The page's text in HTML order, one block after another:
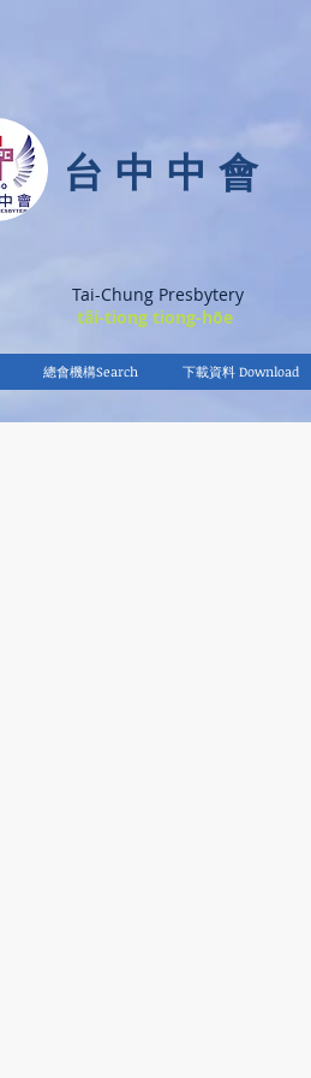
台中中會
Tai-Chung Presbytery
tâi-tiong tiong-hōe
總會機構Search 下載資料 Download